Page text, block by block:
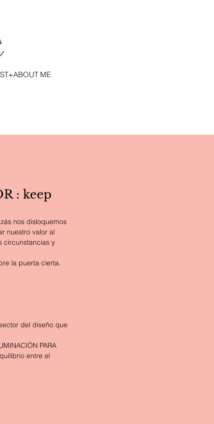
ME
: keep
nos disloquemos
nuestro valor al
circunstancias y
la puerta cierta.
del diseño que
PARA
entre el